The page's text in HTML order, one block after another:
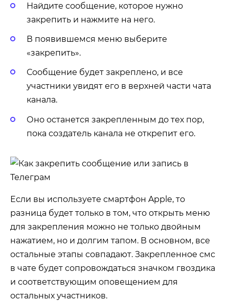
Найдите сообщение, которое нужно
закрепить и нажмите на него.
В появившемся меню выберите
«закрепить».
Сообщение будет закреплено, и все
участники увидят его в верхней части чата
канала.
Оно останется закрепленным до тех пор,
пока создатель канала не открепит его.
Если вы используете смартфон Apple, то
разница будет только в том, что открыть меню
для закрепления можно не только двойным
нажатием, но и долгим тапом. В основном, все
остальные этапы совпадают. Закрепленное смс
в чате будет сопровождаться значком гвоздика
и соответствующим оповещением для
остальных участников.